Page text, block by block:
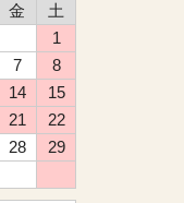
金
土
1
7
8
14
15
21
22
28
29